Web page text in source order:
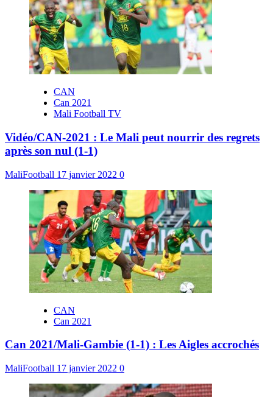
CAN
Can 2021
Mali Football TV
Vidéo/CAN-2021 : Le Mali peut nourrir des regrets
après son nul (1-1)
MaliFootball 17 janvier 2022 0
CAN
Can 2021
Can 2021/Mali-Gambie (1-1) : Les Aigles accrochés
MaliFootball 17 janvier 2022 0